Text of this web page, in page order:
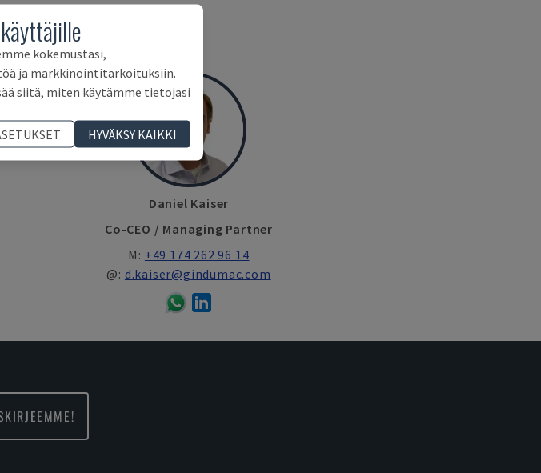
koneita?
milloin tahansa
Daniel Kaiser
Co-CEO / Managing Partner
M: +49 174 262 96 14
@: d.kaiser@gindumac.com
kokemustasi,
ja markkinointitarkoituksiin.
siitä, miten käytämme tietojasi
HYVÄKSY KAIKKI